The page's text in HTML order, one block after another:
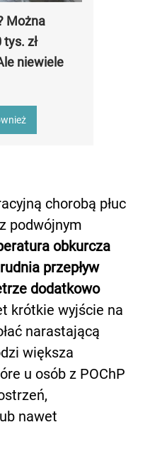
Można
zł
niewiele
chorobą płuc
podwójnym
obkurcza
przepływ
dodatkowo
krótkie wyjście na
narastającą
większa
u osób z POChP
nawet